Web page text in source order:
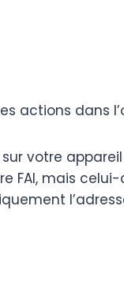
actions dans
sur votre
FAI, mais